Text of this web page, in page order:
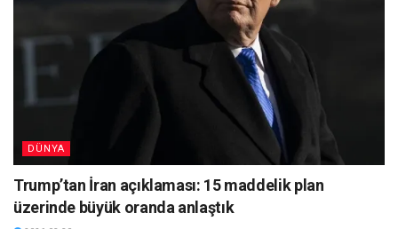
DÜNYA
Trump’tan İran açıklaması: 15 maddelik plan
üzerinde büyük oranda anlaştık